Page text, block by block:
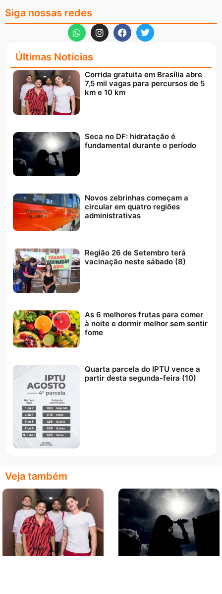
Siga nossas redes
Últimas Notícias
Corrida gratuita em Brasília abre
7,5 mil vagas para percursos de 5
km e 10 km
Seca no DF: hidratação é
fundamental durante o período
Novos zebrinhas começam a
circular em quatro regiões
administrativas
Região 26 de Setembro terá
vacinação neste sábado (8)
As 6 melhores frutas para comer
à noite e dormir melhor sem sentir
fome
Quarta parcela do IPTU vence a
partir desta segunda-feira (10)
Veja também